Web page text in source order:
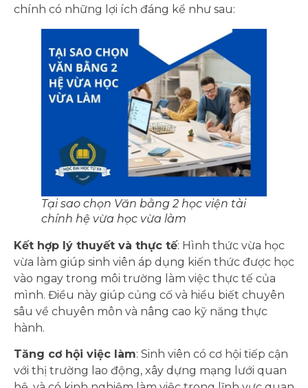
chính có những lợi ích đáng kể như sau:
Tại sao chọn Văn bằng 2 học viện tài
chính hệ vừa học vừa làm
Kết hợp lý thuyết và thực tế: Hình thức vừa học
vừa làm giúp sinh viên áp dụng kiến thức được học
vào ngay trong môi trường làm việc thực tế của
mình. Điều này giúp củng cố và hiểu biết chuyên
sâu về chuyên môn và nâng cao kỹ năng thực
hành.
Tăng cơ hội việc làm: Sinh viên có cơ hội tiếp cận
với thị trường lao động, xây dựng mạng lưới quan